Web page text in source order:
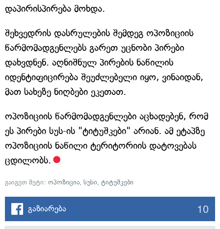
დაპირისპირება მოხდა.
შეხვედრის დასრულების შემდეგ ოპოზიციის
წარმომადგენლებს გარეთ უცნობი პირები
დახვდნენ. აღნიშნულ პირების ნაწილის
იდენტიფიცირება შეუძლებელი იყო, ვინაიდან,
მათ სახეზე ნიღბები ეკეთათ.
ოპოზიციის წარმომადგენლები აცხადებენ, რომ
ეს პირები სუს-ის "ტიტუშკები" არიან. ამ ეტაპზე
ოპოზიციის ნაწილი ტერიტორიის დატოვებას
ცდილობს.
გაიგეთ მეტი: ოპოზიცია, სუსი, ტიტუშკები
გაზიარება 10